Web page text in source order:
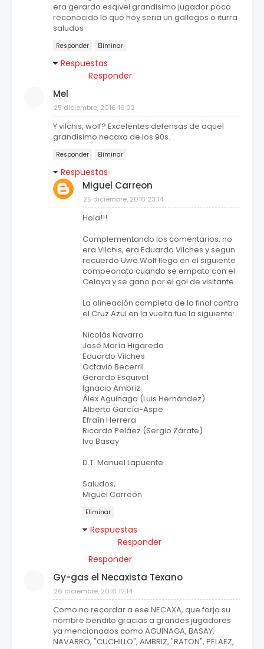
era gerardo esqivel grandisimo jugador poco
reconocido lo que hoy seria un gallegos o iturra
saludos
Responder Eliminar
Respuestas
Responder
Mel
25 diciembre, 2016 16:02
Y vilchis, wolf? Excelentes defensas de aquel
grandisimo necaxa de los 90s.
Responder Eliminar
Respuestas
Miguel Carreon
25 diciembre, 2016 23:14
Hola!!!
Complementando los comentarios, no
era Vilchis, era Eduardo Vilches y segun
recuerdo Uwe Wolf llego en el siguiente
compeonato cuando se empato con el
Celaya y se gano por el gol de visitante.
La alineación completa de la final contra
el Cruz Azul en la vuelta fue la siguiente:
Nicolás Navarro
José María Higareda
Eduardo Vilches
Octavio Becerril
Gerardo Esquivel
Ignacio Ambriz
Álex Aguinaga (Luis Hernández)
Alberto García-Aspe
Efraín Herrera
Ricardo Peláez (Sergio Zárate)
Ivo Basay
D.T. Manuel Lapuente
Saludos,
Miguel Carreón
Eliminar
Respuestas
Responder
Responder
Gy-gas el Necaxista Texano
26 diciembre, 2016 12:14
Como no recordar a ese NECAXA, que forjo su
nombre bendito gracias a grandes jugadores
ya mencionados como AGUINAGA, BASAY,
NAVARRO, "CUCHILLO", AMBRIZ, "RATON", PELAEZ,